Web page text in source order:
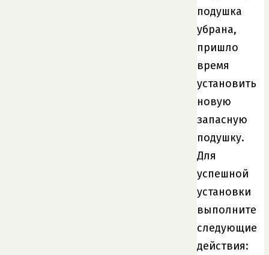
подушка
убрана,
пришло
время
установить
новую
запасную
подушку.
Для
успешной
установки
выполните
следующие
действия: